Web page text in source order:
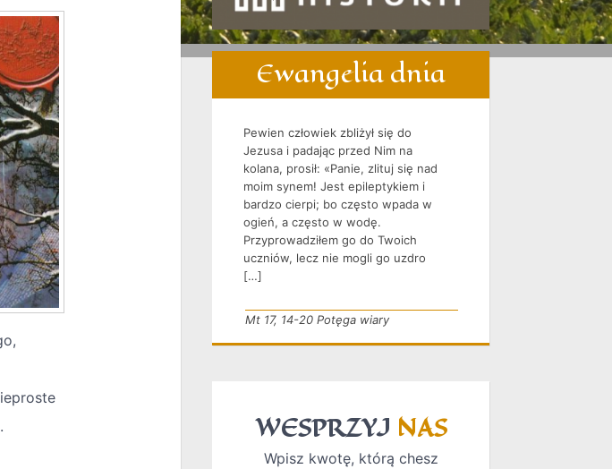
Ewangelia dnia
Pewien człowiek zbliżył się do
Jezusa i padając przed Nim na
kolana, prosił: «Panie, zlituj się nad
moim synem! Jest epileptykiem i
bardzo cierpi; bo często wpada w
ogień, a często w wodę.
Przyprowadziłem go do Twoich
uczniów, lecz nie mogli go uzdro
[…]
Mt 17, 14-20 Potęga wiary
WESPRZYJ NAS
Wpisz kwotę, którą chesz